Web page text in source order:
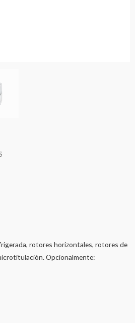
rotores horizontales, rotores de
Opcionalmente: